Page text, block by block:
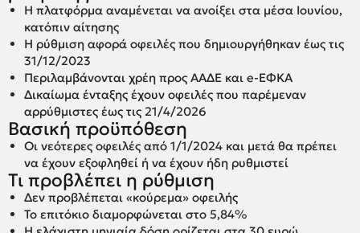
Η πλατφόρμα αναμένεται να ανοίξει στα μέσα Ιουνίου,
κατόπιν αίτησης
Η ρύθμιση αφορά οφειλές που δημιουργήθηκαν έως τις
31/12/2023
Περιλαμβάνονται χρέη προς ΑΑΔΕ και e-ΕΦΚΑ
Δικαίωμα ένταξης έχουν οφειλές που παρέμεναν
αρρύθμιστες έως τις 21/4/2026
Βασική προϋπόθεση
Οι νεότερες οφειλές από 1/1/2024 και μετά θα πρέπει
να έχουν εξοφληθεί ή να έχουν ήδη ρυθμιστεί
Τι προβλέπει η ρύθμιση
Δεν προβλέπεται «κούρεμα» οφειλής
Το επιτόκιο διαμορφώνεται στο 5,84%